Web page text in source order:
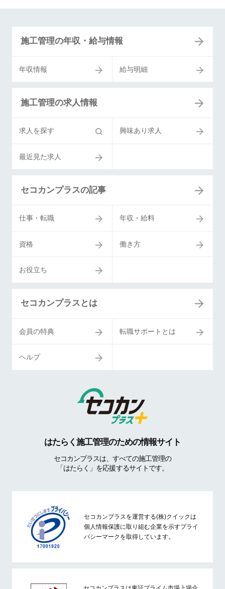
施工管理の年収・給与情報
年収情報 給与明細
施工管理の求人情報
求人を探す 興味あり求人
最近見た求人
セコカンプラスの記事
仕事・転職 年収・給料
資格 働き方
お役立ち
セコカンプラスとは
会員の特典 転職サポートとは
ヘルプ
はたらく施工管理のための情報サイト
セコカンプラスは、すべての施工管理の
「はたらく」を応援するサイトです。
セコカンプラスを運営する(株)クイックは
個人情報保護に取り組む企業を示すプライ
バシーマークを取得しています。